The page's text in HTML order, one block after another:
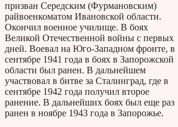
призван Середским (Фурмановским)
райвоенкоматом Ивановской области.
Окончил военное училище. В боях
Великой Отечественной войны с первых
дней. Воевал на Юго-Западном фронте, в
сентябре 1941 года в боях в Запорожской
области был ранен. В дальнейшем
участвовал в битве за Сталинград, где в
сентябре 1942 года получил второе
ранение. В дальнейших боях был еще раз
ранен в ноябре 1943 года в Запорожье.